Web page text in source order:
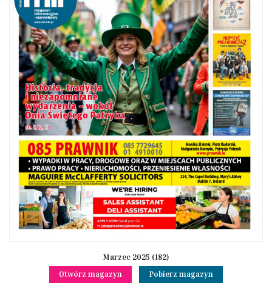
Marzec 2025 (182)
Otwórz magazyn
Pobierz magazyn